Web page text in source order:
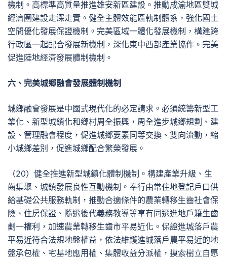
機制。高標準高質量推進雄安新區建設。推動成渝地區雙城
經濟圈建設走深走實。健全主體效能區軌制體系，強化國土
空間優化發展保證機制。完美區域一體化發展機制，構建跨
行政區一起配合發展新機制，深化東中西部產業協作。完美
促進陸地經濟發展體制機制。
六、完美城鄉融會發展體制機制
城鄉融會發展是中國式現代化的必定請求。必須統籌新型工
業化、新型城鎮化和鄉村周全振興，周全進步城鄉規劃、建
設、管理融會程度，促進城鄉要素同等交換、雙向流動，縮
小城鄉差別，促進城鄉配合繁榮發展。
（20）健全推進新型城鎮化體制機制。構建產業升級、生
齒集聚、城鎮發展良性互動機制。奉行由常住地登記戶口供
給基礎公共服務軌制，推動合適條件的農業轉移生齒社會保
險、住房保證、隨遷後代義務教導等享有同遷進地戶籍生齒
劃一權利，加速農業轉移生齒市平易近化。保證進城落戶農
平易近符合法規地盤權益，依法維護進城落戶農平易近的地
盤承包權、宅基地應用權、集體收益分派權，摸索樹立自愿